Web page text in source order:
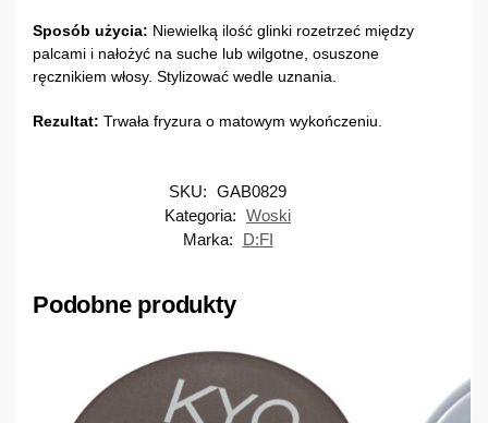
Sposób użycia: Niewielką ilość glinki rozetrzeć między
palcami i nałożyć na suche lub wilgotne, osuszone
ręcznikiem włosy. Stylizować wedle uznania.
Rezultat: Trwała fryzura o matowym wykończeniu.
SKU: GAB0829
Kategoria: Woski
Marka:
D:FI
Podobne produkty